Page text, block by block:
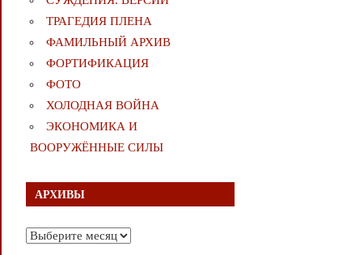
ТРАГЕДИЯ ПЛЕНА
ФАМИЛЬНЫЙ АРХИВ
ФОРТИФИКАЦИЯ
ФОТО
ХОЛОДНАЯ ВОЙНА
ЭКОНОМИКА И
ВООРУЖЁННЫЕ СИЛЫ
АРХИВЫ
Архивы